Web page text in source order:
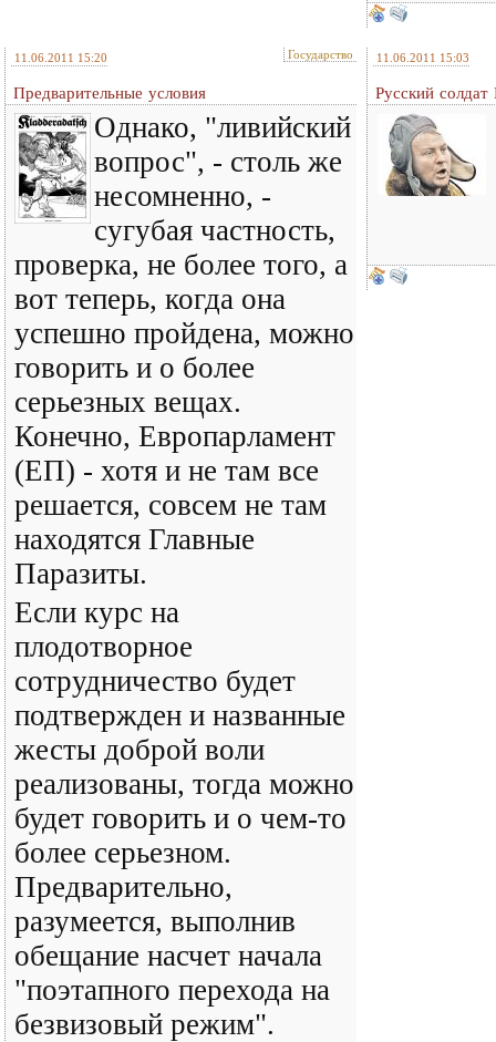
11.06.2011 15:20 Государство
Предварительные условия
Однако, "ливийский
вопрос", - столь же
несомненно, -
сугубая частность,
проверка, не более того, а
вот теперь, когда она
успешно пройдена, можно
говорить и о более
серьезных вещах.
Конечно, Европарламент
(ЕП) - хотя и не там все
решается, совсем не там
находятся Главные
Паразиты.
Если курс на
плодотворное
сотрудничество будет
подтвержден и названные
жесты доброй воли
реализованы, тогда можно
будет говорить и о чем-то
более серьезном.
Предварительно,
разумеется, выполнив
обещание насчет начала
"поэтапного перехода на
безвизовый режим".
11.06.2011 15:03
Русский